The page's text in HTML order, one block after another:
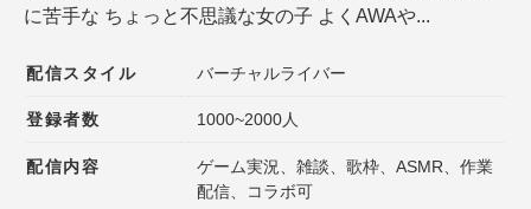
に苦手な ちょっと不思議な女の子 よくAWAや...
配信スタイル バーチャルライバー
登録者数 1000~2000人
配信内容
ゲーム実況、雑談、歌枠、ASMR、作業
配信、コラボ可